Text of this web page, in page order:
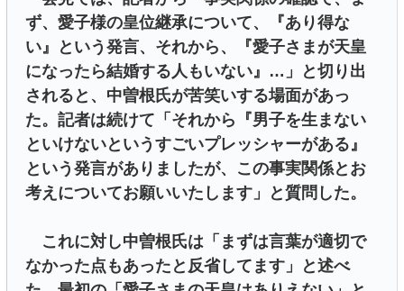
ず、愛子様の皇位継承について、『あり得な
い』という発言、それから、『愛子さまが天皇
になったら結婚する人もいない』…」と切り出
されると、中曽根氏が苦笑いする場面があっ
た。記者は続けて「それから『男子を生まない
といけないというすごいプレッシャーがある』
という発言がありましたが、この事実関係とお
考えについてお願いいたします」と質問した。
これに対し中曽根氏は「まずは言葉が適切で
なかった点もあったと反省してます」と述べ